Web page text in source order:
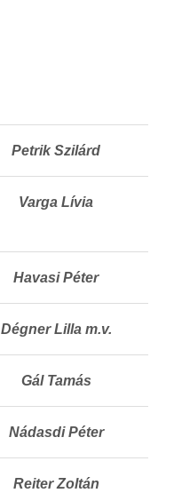
Petrik Szilárd
Varga Lívia
Havasi Péter
Dégner Lilla m.v.
Gál Tamás
Nádasdi Péter
Reiter Zoltán